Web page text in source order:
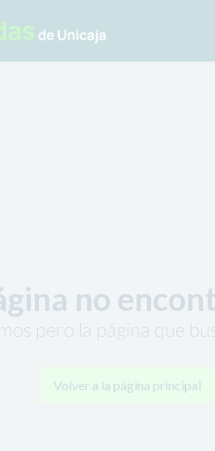
no
pero la página que
Volver a la página principal